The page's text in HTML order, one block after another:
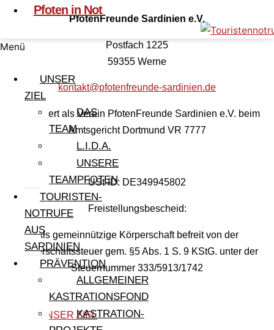
Pfoten in Not
Menü
UNSER
ZIEL
DAS
TEAM
L.I.D.A.
UNSERE
TEAMPFOTEN
TOURISTEN-
NOTRUFE
AUS
SARDINIEN
PRÄVENTION
ALLGEMEINER
KASTRATIONSFOND
KASTRATION-
PfotenFreunde Sardinien e.V.
Postfach 1225
59355 Werne
kontakt@pfotenfreunde-sardinien.de
Registriert als Verein PfotenFreunde Sardinien e.V. beim
Amtsgericht Dortmund VR 7777
USt-ID: DE349945802
Freistellungsbescheid:
Als gemeinnützige Körperschaft befreit von der
Körperschaftssteuer gem. §5 Abs. 1 S. 9 KStG. unter der
Steuernummer 333/5913/1742
UNSER ZIEL